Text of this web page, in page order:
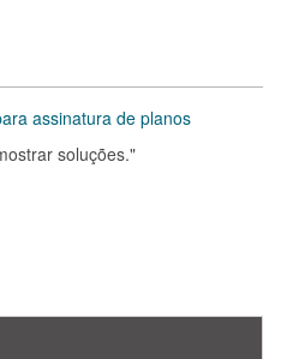
assinatura de planos
soluções."